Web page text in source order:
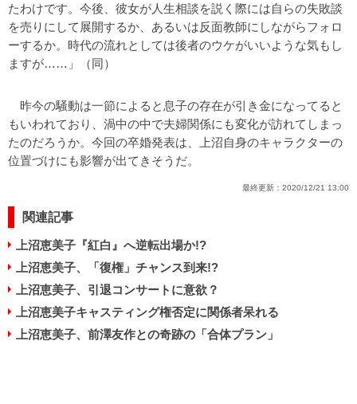
たわけです。今後、彼女が人生相談を説く際には自らの失敗談
を売りにして展開するか、あるいは反面教師にしながらフォロ
ーするか。時代の流れとしては後者のウケがいいような気もし
ますが……」（同）
昨今の騒動は一節によると息子の存在が引き金になってると
もいわれており、渦中の中で夫婦関係にも変化が訪れてしまっ
たのだろうか。今回の卒婚発表は、上沼自身のキャラクターの
位置づけにも影響が出てきそうだ。
最終更新： 2020/12/21 13:00
関連記事
上沼恵美子『紅白』へ逆転出場か!?
上沼恵美子、「復権」チャンス到来!?
上沼恵美子、引退コンサートに意欲？
上沼恵美子キャスティング権否定に関係者呆れる
上沼恵美子、前澤友作との奇跡の「合体プラン」